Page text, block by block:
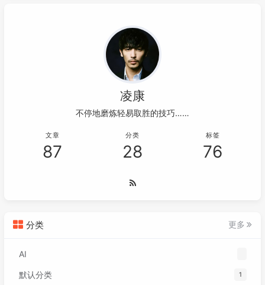
凌康
不停地磨炼轻易取胜的技巧……
文章
87
分类
28
标签
76
分类 更多
AI
默认分类 1